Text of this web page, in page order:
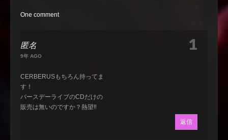
One comment
匿名
9年 AGO
CERBERUSもちろん持ってま
す！
バースデーライブのCDだけの
販売は無いのですか？熱望‼︎
返信
1